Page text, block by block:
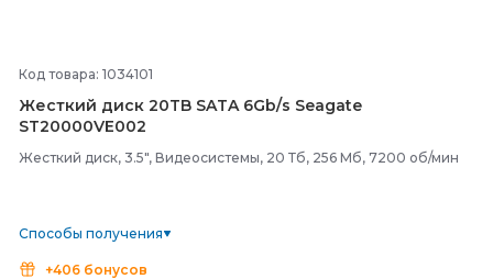
Код товара: 1034101
Жесткий диск 20TB SATA 6Gb/s Seagate
ST20000VE002
Жесткий диск, 3.5", Видеосистемы, 20 Тб, 256 Мб, 7200 об/мин
Способы получения
+406 бонусов